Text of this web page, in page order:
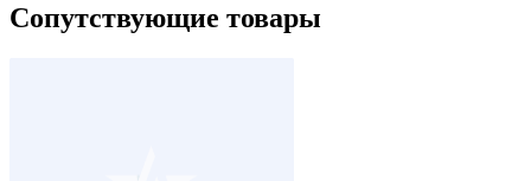
Сопутствующие товары